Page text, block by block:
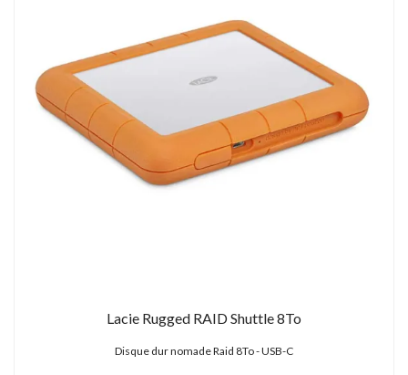
Lacie Rugged RAID Shuttle 8To
Disque dur nomade Raid 8To - USB-C